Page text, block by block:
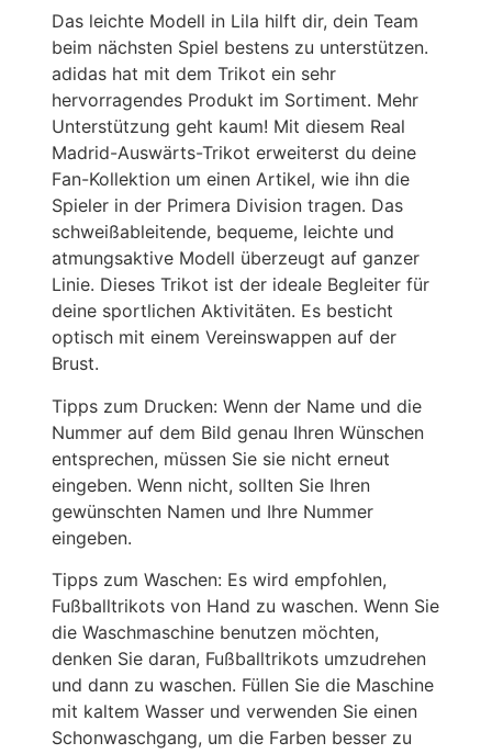
Das leichte Modell in Lila hilft dir, dein Team
beim nächsten Spiel bestens zu unterstützen.
adidas hat mit dem Trikot ein sehr
hervorragendes Produkt im Sortiment. Mehr
Unterstützung geht kaum! Mit diesem Real
Madrid-Auswärts-Trikot erweiterst du deine
Fan-Kollektion um einen Artikel, wie ihn die
Spieler in der Primera Division tragen. Das
schweißableitende, bequeme, leichte und
atmungsaktive Modell überzeugt auf ganzer
Linie. Dieses Trikot ist der ideale Begleiter für
deine sportlichen Aktivitäten. Es besticht
optisch mit einem Vereinswappen auf der
Brust.
Tipps zum Drucken: Wenn der Name und die
Nummer auf dem Bild genau Ihren Wünschen
entsprechen, müssen Sie sie nicht erneut
eingeben. Wenn nicht, sollten Sie Ihren
gewünschten Namen und Ihre Nummer
eingeben.
Tipps zum Waschen: Es wird empfohlen,
Fußballtrikots von Hand zu waschen. Wenn Sie
die Waschmaschine benutzen möchten,
denken Sie daran, Fußballtrikots umzudrehen
und dann zu waschen. Füllen Sie die Maschine
mit kaltem Wasser und verwenden Sie einen
Schonwaschgang, um die Farben besser zu